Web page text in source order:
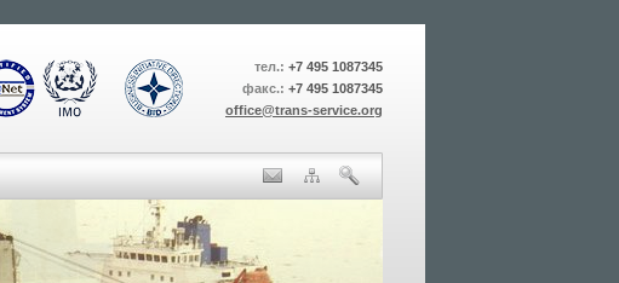
тел.: +7 495 1087345
факс.: +7 495 1087345
office@trans-service.org